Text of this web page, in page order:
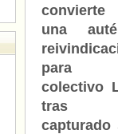
una
para
colectivo
tras